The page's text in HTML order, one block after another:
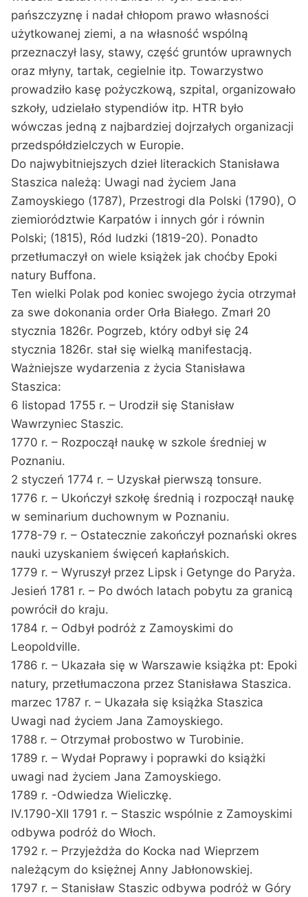
pańszczyznę i nadał chłopom prawo własności
użytkowanej ziemi, a na własność wspólną
przeznaczył lasy, stawy, część gruntów uprawnych
oraz młyny, tartak, cegielnie itp. Towarzystwo
prowadziło kasę pożyczkową, szpital, organizowało
szkoły, udzielało stypendiów itp. HTR było
wówczas jedną z najbardziej dojrzałych organizacji
przedspółdzielczych w Europie.
Do najwybitniejszych dzieł literackich Stanisława
Staszica należą: Uwagi nad życiem Jana
Zamoyskiego (1787), Przestrogi dla Polski (1790), O
ziemiorództwie Karpatów i innych gór i równin
Polski; (1815), Ród ludzki (1819-20). Ponadto
przetłumaczył on wiele książek jak choćby Epoki
natury Buffona.
Ten wielki Polak pod koniec swojego życia otrzymał
za swe dokonania order Orła Białego. Zmarł 20
stycznia 1826r. Pogrzeb, który odbył się 24
stycznia 1826r. stał się wielką manifestacją.
Ważniejsze wydarzenia z życia Stanisława
Staszica:
6 listopad 1755 r. – Urodził się Stanisław
Wawrzyniec Staszic.
1770 r. – Rozpoczął naukę w szkole średniej w
Poznaniu.
2 styczeń 1774 r. – Uzyskał pierwszą tonsure.
1776 r. – Ukończył szkołę średnią i rozpoczął naukę
w seminarium duchownym w Poznaniu.
1778-79 r. – Ostatecznie zakończył poznański okres
nauki uzyskaniem święceń kapłańskich.
1779 r. – Wyruszył przez Lipsk i Getynge do Paryża.
Jesień 1781 r. – Po dwóch latach pobytu za granicą
powrócił do kraju.
1784 r. – Odbył podróż z Zamoyskimi do
Leopoldville.
1786 r. – Ukazała się w Warszawie książka pt: Epoki
natury, przetłumaczona przez Stanisława Staszica.
marzec 1787 r. – Ukazała się książka Staszica
Uwagi nad życiem Jana Zamoyskiego.
1788 r. – Otrzymał probostwo w Turobinie.
1789 r. – Wydał Poprawy i poprawki do książki
uwagi nad życiem Jana Zamoyskiego.
1789 r. -Odwiedza Wieliczkę.
IV.1790-XII 1791 r. – Staszic wspólnie z Zamoyskimi
odbywa podróż do Włoch.
1792 r. – Przyjeżdża do Kocka nad Wieprzem
należącym do księżnej Anny Jabłonowskiej.
1797 r. – Stanisław Staszic odbywa podróż w Góry